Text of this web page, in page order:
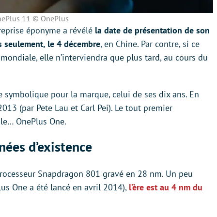
11 © OnePlus
éponyme a révélé la date de présentation de son
seulement, le 4 décembre, en Chine. Par contre, si ce
elle n’interviendra que plus tard, au cours du
pour la marque, celui de ses dix ans. En
(par Pete Lau et Carl Pei). Le tout premier
OnePlus One.
d’existence
Snapdragon 801 gravé en 28 nm. Un peu
One a été lancé en avril 2014), l’ère est au 4 nm du